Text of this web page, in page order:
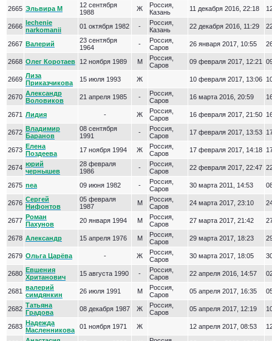
2665 Эльвира М
12 сентября
1988
Ж
Россия,
Казань
11 декабря 2016, 22:18
2666 lechenie
narkomanii
01 октября 1982 -
Россия,
Казань
22 декабря 2016, 11:29
2667 Валерий
23 сентября
1964
-
Россия,
Саров
26 января 2017, 10:55
2668 Олег Коротаев 12 ноября 1989 М
Россия,
Саров
09 февраля 2017, 12:21
2669 Лиза
Приказчикова
15 июля 1993 Ж 10 февраля 2017, 13:06
2670 Александр
Воловиков
21 апреля 1985 -
Россия,
Саров
16 марта 2016, 20:59
2671 Лидия - Ж
Россия,
Саров
16 февраля 2017, 21:50
2672 Владимир
Баранов
08 сентября
1991
-
Россия,
Саров
17 февраля 2017, 13:53
2673 Елена
Поздеева
17 ноября 1994 Ж
Россия,
Саров
17 февраля 2017, 14:18
2674 юрий
чернышев
28 февраля
1986
-
Россия,
Саров
22 февраля 2017, 22:47
2675 nea 09 июня 1982 -
Россия,
Саров
30 марта 2011, 14:53
2676 Сергей
Нифонтов
05 февраля
1987
М
Россия,
Саров
24 марта 2017, 23:10
2677 Роман
Пахунов
20 января 1994 М
Россия,
Саров
27 марта 2017, 21:42
2678 Александр 15 апреля 1976 М
Россия,
Саров
29 марта 2017, 18:23
2679 Ольга Царёва - Ж
Россия,
Саров
30 марта 2017, 18:05
2680 Евшения
Хританович
15 августа 1990 -
Россия,
Саров
22 апреля 2016, 14:57
2681 валерий
симдянкин
26 июля 1991 М
Россия,
Саров
05 апреля 2017, 16:35
2682 Татьяна
Градова
08 декабря 1987 Ж
Россия,
Саров
05 апреля 2017, 12:19
2683 Надежда
Масленникова
01 ноября 1971 Ж 12 апреля 2017, 08:53